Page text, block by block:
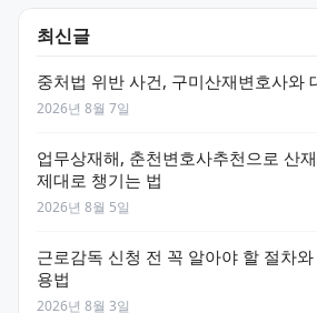
최신글
중처법 위반 사건, 구미산재변호사와
2026년 8월 7일
업무상재해, 춘천변호사추천으로 산
제대로 챙기는 법
2026년 8월 5일
근로감독 신청 전 꼭 알아야 할 절차
용법
2026년 8월 3일